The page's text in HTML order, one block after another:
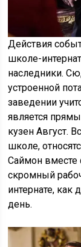
Действия
школе-
наследники.
устроенной
заведении
является
кузен Август.
школе,
Саймон вместе
скромный
интернате, как
день.